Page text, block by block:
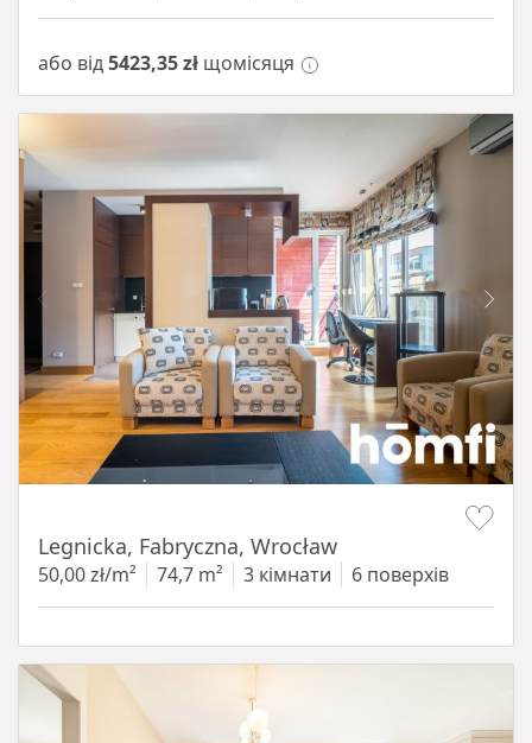
або від5423,35 zł щомісяця
Legnicka, Fabryczna, Wrocław
50,00 zł/m² 74,7 m² 3 кімнати 6 поверхів